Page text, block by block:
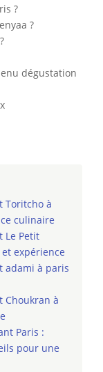
?
?
dégustation
Toritcho à
culinaire
Le Petit
expérience
adami à paris
Choukran à
Paris :
pour une